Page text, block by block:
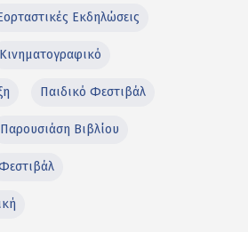
Εκδηλώσεις
Κινηματογραφικό
Παιδικό Φεστιβάλ
Παρουσιάση Βιβλίου